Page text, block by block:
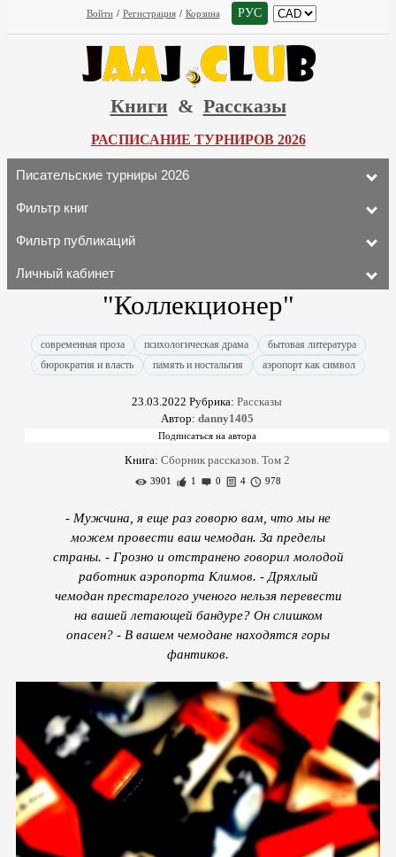
Войти / Регистрация / Корзина РУС
Книги & Рассказы
РАСПИСАНИЕ ТУРНИРОВ 2026
Писательские турниры 2026
Фильтр книг
Фильтр публикаций
Личный кабинет
"Коллекционер"
современная проза психологическая драма
бытовая литература
бюрократия и власть
память и ностальгия аэропорт как символ
23.03.2022 Рубрика: Рассказы
Автор: danny1405
Книга: Сборник рассказов. Том 2
3901 1 0 4 978
- Мужчина, я еще раз говорю вам, что мы не
можем провести ваш чемодан. За пределы
страны. - Грозно и отстранено говорил молодой
работник аэропорта Климов. - Дряхлый
чемодан престарелого ученого нельзя перевести
на вашей летающей бандуре? Он слишком
опасен? - В вашем чемодане находятся горы
фантиков.